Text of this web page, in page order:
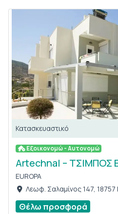
Κατασκευαστικό
Εξοικονομώ - Αυτονομώ
Artechnal – ΤΣΙΜΠΟΣ
EUROPA
Λεωφ. Σαλαμίνος 147, 18757
Θέλω προσφορά